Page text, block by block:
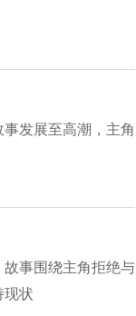
发展至高潮，主角
事围绕主角拒绝与
现状